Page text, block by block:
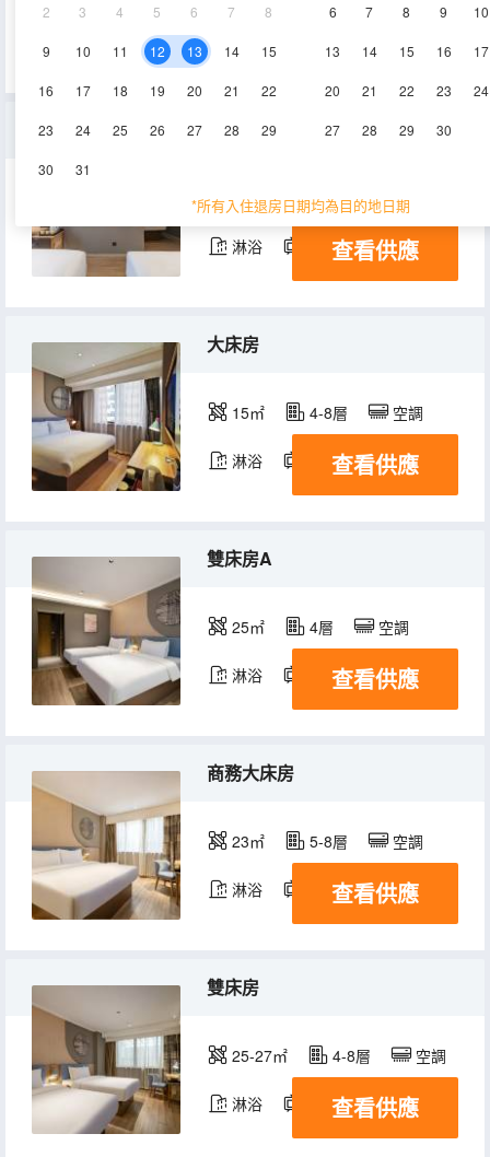
2 3 4 5 6 7 8
9 10 11 12 13 14 15
16 17 18 19 20 21 22
23 24 25 26 27 28 29
30 31
6 7 8 9 10
13 14 15 16 17
20 21 22 23 24
27 28 29 30
*所有入住退房日期均為目的地日期
家庭房
28-30㎡ 5-8層
淋浴 電視機
查看供應
大床房
15㎡ 4-8層 空調
淋浴 電視機
查看供應
雙床房A
25㎡ 4層 空調
淋浴 電視機
查看供應
商務大床房
23㎡ 5-8層 空調
淋浴 電視機
查看供應
雙床房
25-27㎡ 4-8層 空調
淋浴 電視機
查看供應